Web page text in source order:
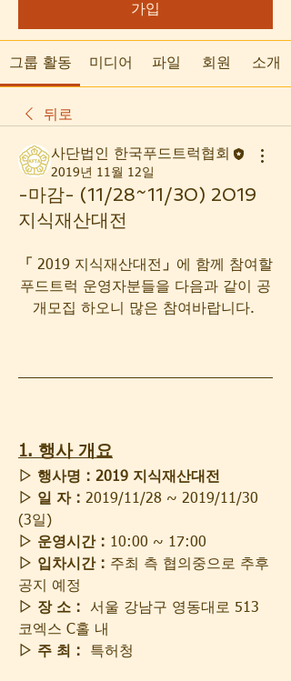
가입
그룹 활동 미디어 파일 회원 소개
뒤로
사단법인 한국푸드트럭협회
2019년 11월 12일
-마감- (11/28~11/30) 2019
지식재산대전
「 2019 지식재산대전 」
푸드트럭 운영자분들을 다음과 같이 공
개모집 하오니 많은 참여바랍니다.
1. 행사 개요
▷ 행사명 : 2019 지식재산대전
▷ 일 자 : 2019/11/28 ~ 2019/11/30
(3일)
▷ 운영시간 : 10:00 ~ 17:00
▷ 입차시간 : 주최 측 협의중으로 추후
공지 예정
▷ 장 소 :
  서울 강남구 영동대로 513
코엑스 C홀 내
▷ 주 최 :
특허청